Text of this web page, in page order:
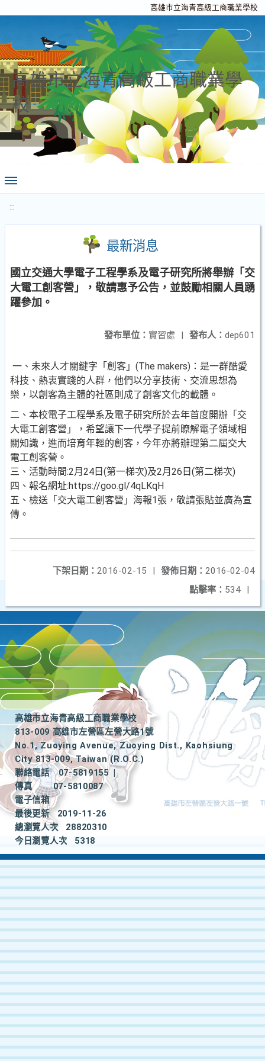
高雄市立海青高級工商職業學校
高雄市立海青高級工商職業學
校
:::
最新消息
國立交通大學電子工程學系及電子研究所將舉辦「交
大電工創客營」，敬請惠予公告，並鼓勵相關人員踴
躍參加。
發布人： dep601
發布單位： 實習處 |
一、未來人才關鍵字「創客」(The makers)：是一群酷愛
科技、熱衷實踐的人群，他們以分享技術、交流思想為
樂，以創客為主體的社區則成了創客文化的載體。
二、本校電子工程學系及電子研究所於去年首度開辦「交
大電工創客營」，希望讓下一代學子提前瞭解電子領域相
關知識，進而培育年輕的創客，今年亦將辦理第二屆交大
電工創客營。
三、活動時間:2月24日(第一梯次)及2月26日(第二梯次)
四、報名網址:https://goo.gl/4qLKqH
五、檢送「交大電工創客營」海報1張，敬請張貼並廣為宣
傳。
發佈日期： 2016-02-04
下架日期： 2016-02-15
|
點擊率： 534 |
高雄市立海青高級工商職業學校
813-009 高雄市左營區左營大路1號
No.1, Zuoying Avenue, Zuoying Dist., Kaohsiung
City 813-009, Taiwan (R.O.C.)
聯絡電話
07-5819155
|
傳真
07-5810087
電子信箱
最後更新
2019-11-26
總瀏覽人次
28820310
今日瀏覽人次
5318